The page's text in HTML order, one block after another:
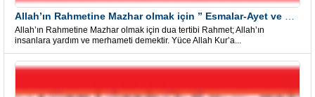
Allah’ın Rahmetine Mazhar olmak için dua tertibi Rahmet; Allah’ın
insanlara yardım ve merhameti demektir. Yüce Allah Kur’a...